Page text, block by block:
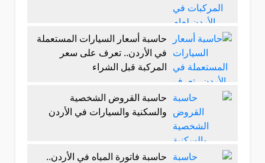
حاسبة أسعار السيارات المستعملة
في الأردن.. تعرف على سعر
المركبة قبل الشراء
حاسبة القروض الشخصية
والسكنية والسيارات في الأردن
حاسبة فاتورة المياه في الأردن..